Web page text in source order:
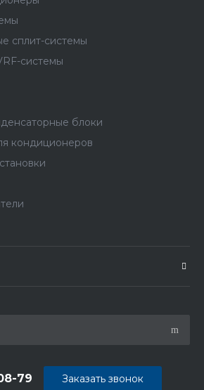
сплит-системы
системы
блоки
кондиционеров
79 Заказать звонок